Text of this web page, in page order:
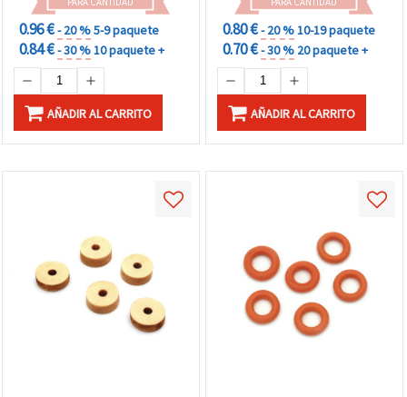
0.96 €- 20 %5-9 paquete
0.84 €- 30 %10 paquete +
AÑADIR AL CARRITO
0.80 €- 20 %10-19 paquete
0.70 €- 30 % 20 paquete +
AÑADIR AL CARRITO